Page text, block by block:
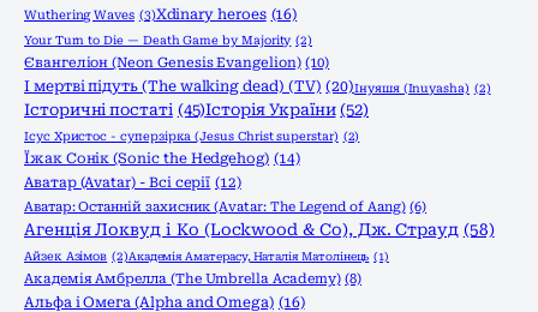
Wuthering Waves (3)Xdinary heroes (16)
Your Turn to Die — Death Game by Majority (2)
Євангеліон (Neon Genesis Evangelion) (10)
І мертві підуть (The walking dead) (TV) (20)Інуяшя (Inuyasha) (2)
Історичні постаті (45)Історія України (52)
Ісус Христос - суперзірка (Jesus Christ superstar) (2)
Їжак Сонік (Sonic the Hedgehog) (14)
Аватар (Avatar) - Всі серії (12)
Аватар: Останній захисник (Avatar: The Legend of Aang) (6)
Агенція Локвуд і Кo (Lockwood & Co), Дж. Страуд (58)
Айзек Азімов (2)Академія Аматерасу, Наталія Матолінець (1)
Академія Амбрелла (The Umbrella Academy) (8)
Альфа і Омега (Alpha and Omega) (16)